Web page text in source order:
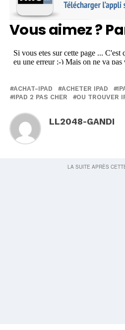
Vous aimez ?
ACHAT-IPAD ACHETER IPAD
IPAD 2 PAS CHER
OU TROUVER
LL2048-GANDI